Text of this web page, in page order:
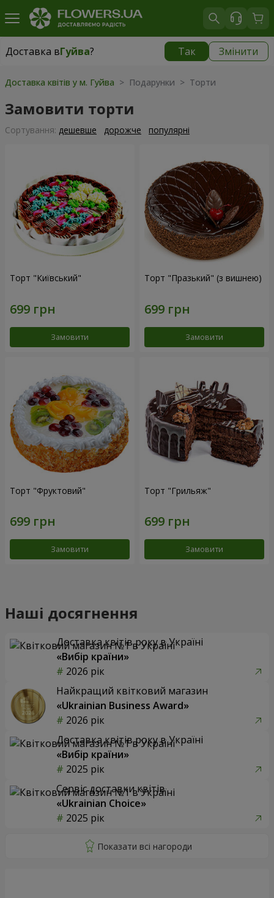
Доставка вГуйва? Так Змінити
Доставка вГуйва
Доставка квітів у м. Гуйва > Подарунки > Торти
Замовити торти
Сортування: дешевше дорожче популярні
Торт "Київський"
Замовити
Торт "Празький" (з вишнею)
Замовити
Торт "Фруктовий"
Замовити
Торт "Грильяж"
Замовити
Наші досягнення
Доставка квітів року в Україні
«Вибір країни»
2026 рік
Найкращий квітковий магазин
«Ukrainian Business Award»
2026 рік
Доставка квітів року в Україні
«Вибір країни»
2025 рік
Сервіс доставки квітів
«Ukrainian Choice»
2025 рік